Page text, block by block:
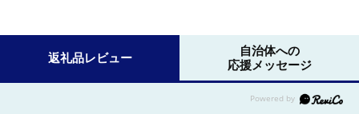
返礼品レビュー
自治体への
応援メッセージ